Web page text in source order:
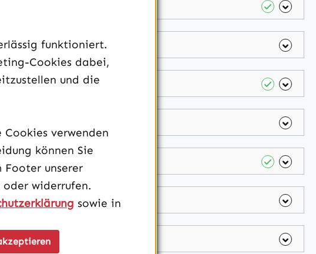
funktioniert.
Cookies dabei,
und die
verwenden
können Sie
Footer unserer
widerrufen.
sowie in